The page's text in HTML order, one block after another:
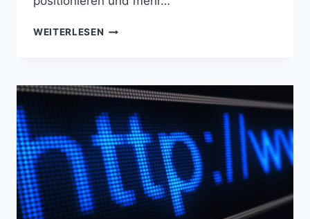
WEITERLESEN LOCAL